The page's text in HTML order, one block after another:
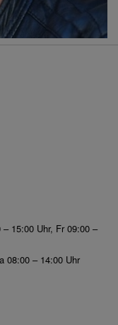
15:00 Uhr, Fr 09:00 –
08:00 – 14:00 Uhr